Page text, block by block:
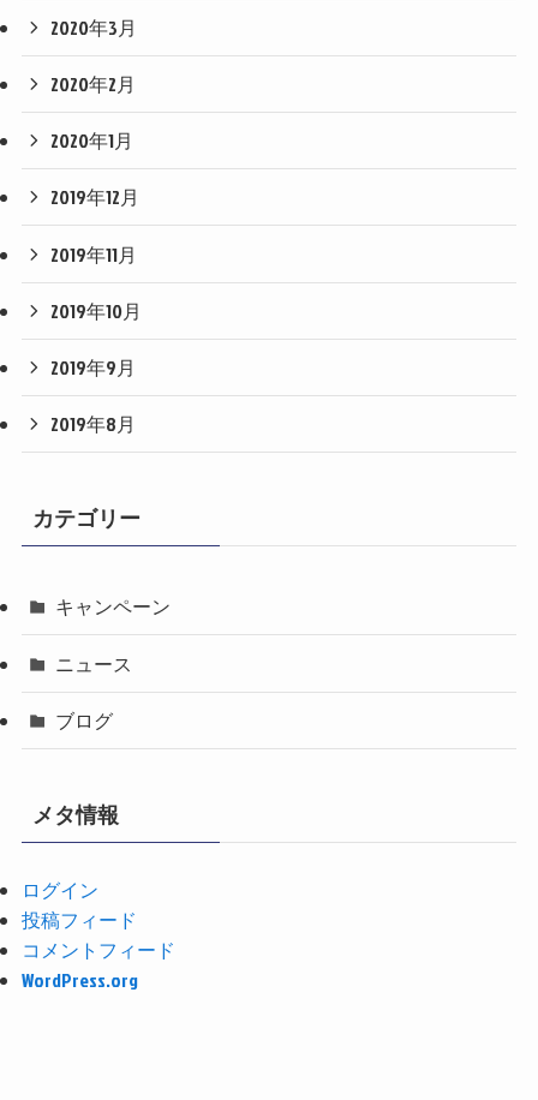
2020年3月
2020年2月
2020年1月
2019年12月
2019年11月
2019年10月
2019年9月
2019年8月
カテゴリー
キャンペーン
ニュース
ブログ
メタ情報
ログイン
投稿フィード
コメントフィード
WordPress.org